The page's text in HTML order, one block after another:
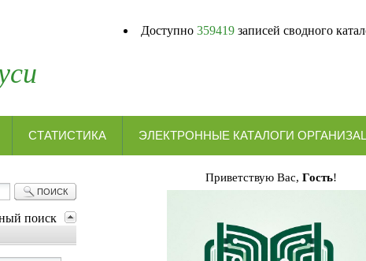
Доступно 359419 записей сводного
ЭЛЕКТРОННЫЕ КАТАЛОГИ
СТАТИСТИКА
ПОИСК
поиск
Приветствую Вас, Гость!